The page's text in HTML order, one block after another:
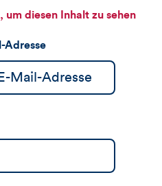
sehen
um diesen Inhalt zu sehen
Adresse